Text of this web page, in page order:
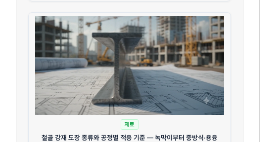
재료
철골 강재 도장 종류와 공정별 적용 기준 — 녹막이부터 중방식·용융